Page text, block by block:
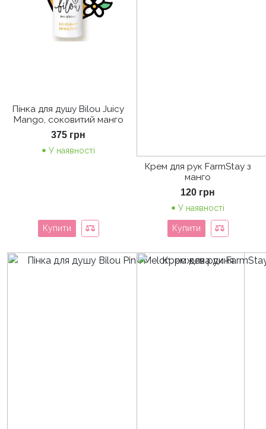
Пінка для душу Bilou Juicy
Mango, соковитий манго
375 грн
У наявності
Купити
Крем для рук FarmStay з
манго
120 грн
У наявності
Купити